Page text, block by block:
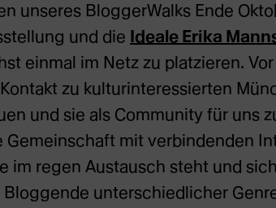
unseres BloggerWalks Ende
und die Ideale Erika
einmal im Netz zu platzieren.
zu kulturinteressierten
und sie als Community für uns
mit verbindenden
im regen Austausch steht und
unterschiedlicher